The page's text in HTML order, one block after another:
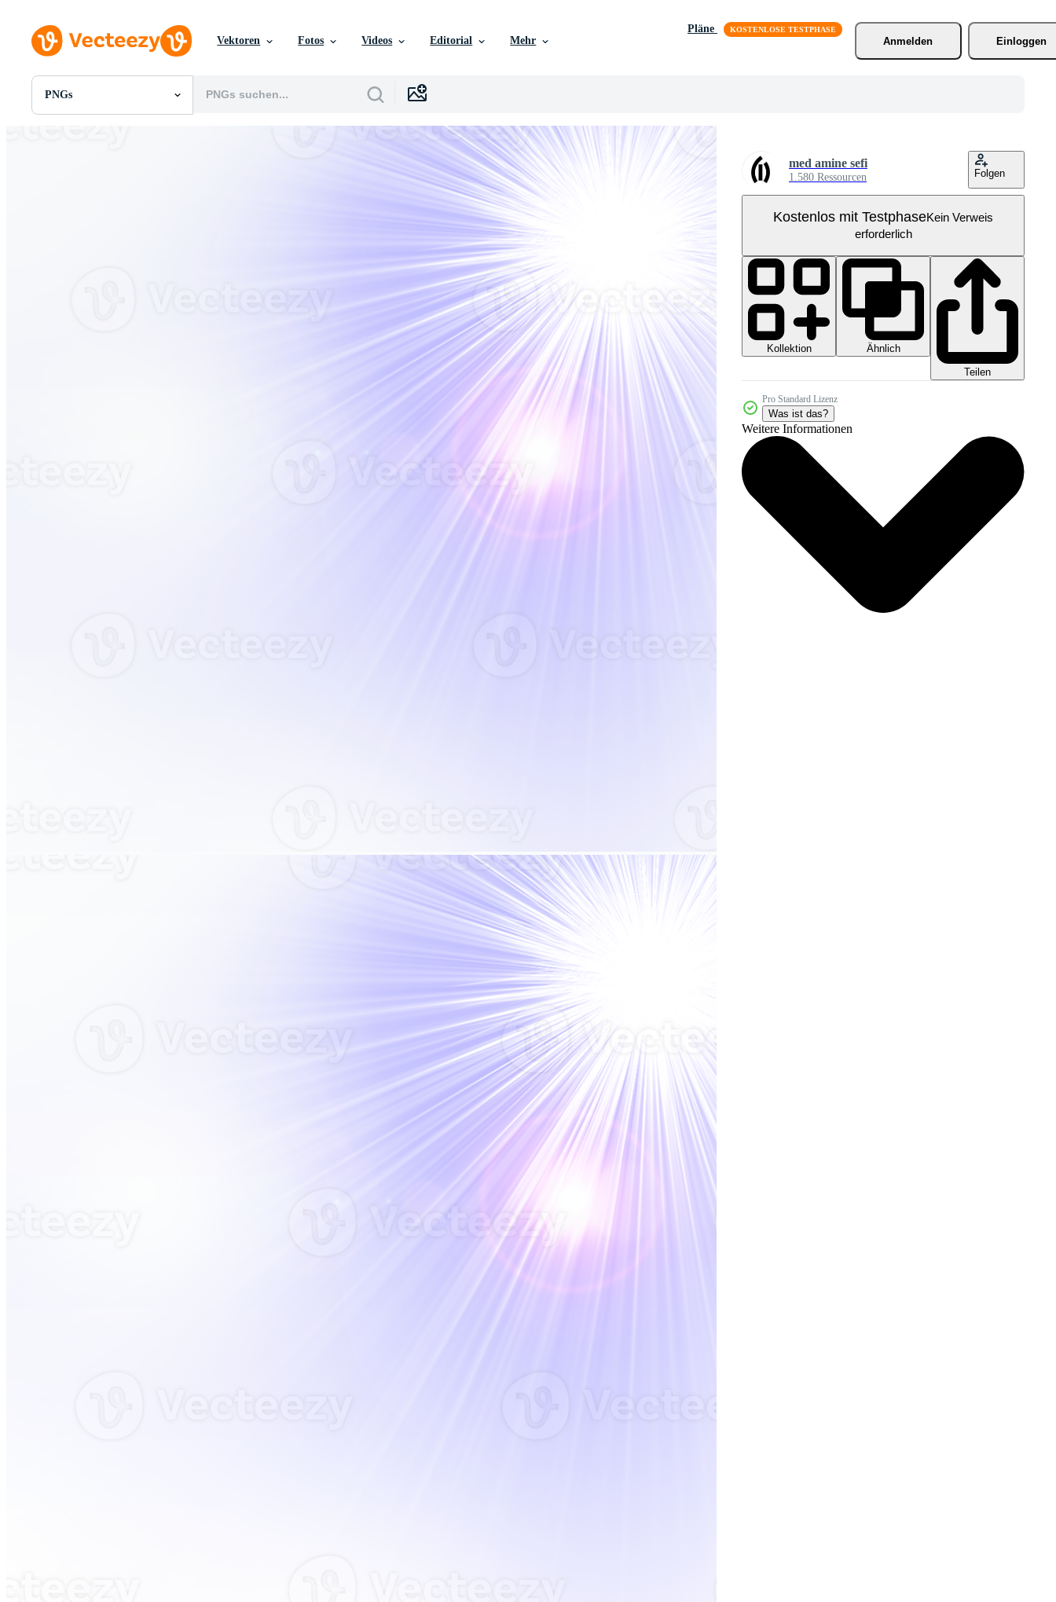
Vektoren Fotos Videos Editorial Mehr
Pläne
Anmelden
Einloggen
PNGs
Alle Bilder
med amine sefi
1.580 Ressourcen Folgen
Kostenlos mit TestphaseKein Verweis
erforderlich
Kollektion
Ähnlich
Teilen
Pro Standard Lizenz
Was ist das?
Weitere Informationen